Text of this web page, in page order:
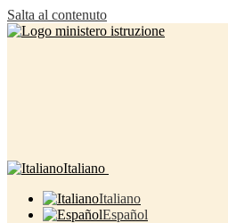
Salta al contenuto
Italiano
Italiano
Español